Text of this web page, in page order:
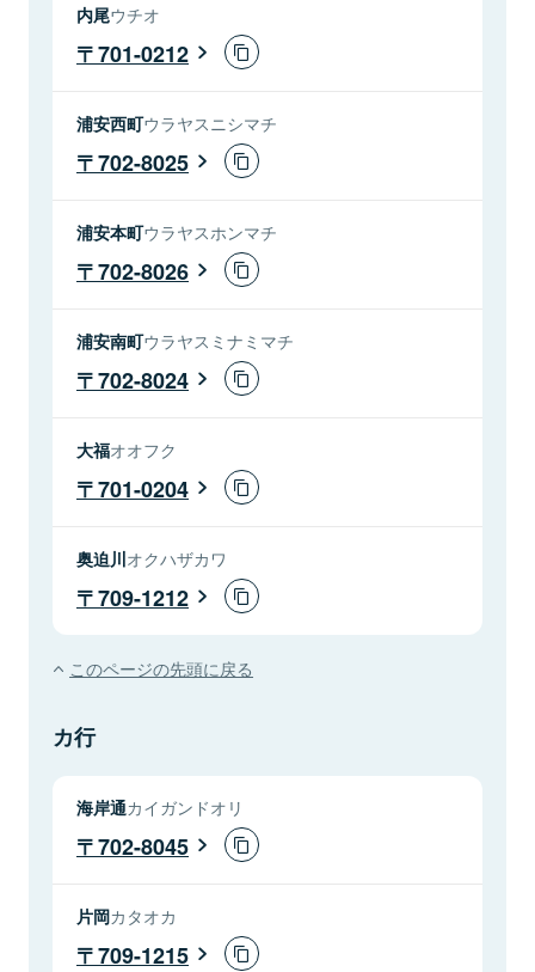
内尾ウチオ
701-0212
浦安西町ウラヤスニシマチ
702-8025
浦安本町ウラヤスホンマチ
702-8026
浦安南町ウラヤスミナミマチ
702-8024
大福オオフク
701-0204
奥迫川オクハザカワ
709-1212
このページの先頭に戻る
カ行
海岸通カイガンドオリ
702-8045
片岡カタオカ
709-1215